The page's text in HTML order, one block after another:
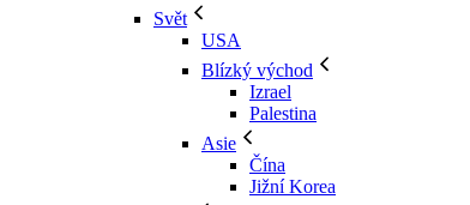
Svět
USA
Blízký východ
Izrael
Palestina
Asie
Čína
Jižní Korea